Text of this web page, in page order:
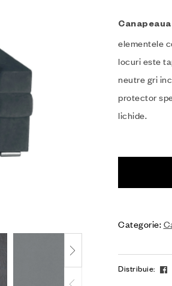
elementele
locuri este
neutre gri
protector
lichide.
Categorie:
Distribuie: